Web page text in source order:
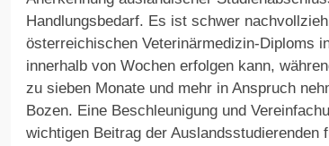
Handlungsbedarf. Es ist schwer
österreichischen Veterinärmedizin-Diploms
innerhalb von Wochen erfolgen kann,
zu sieben Monate und mehr in Anspruch
Bozen. Eine Beschleunigung und
wichtigen Beitrag der